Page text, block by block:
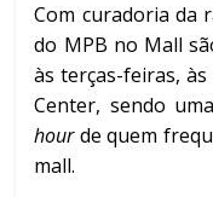
Com curadoria da
do MPB no Mall
às terças-feiras,
Center, sendo
hourde quem
mall.